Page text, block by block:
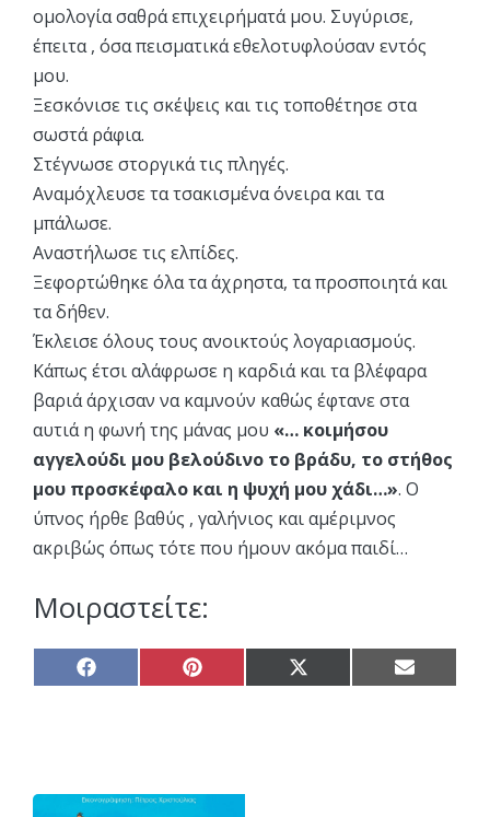
ομολογία σαθρά επιχειρήματά μου. Συγύρισε,
έπειτα , όσα πεισματικά εθελοτυφλούσαν εντός
μου.
Ξεσκόνισε τις σκέψεις και τις τοποθέτησε στα
σωστά ράφια.
Στέγνωσε στοργικά τις πληγές.
Αναμόχλευσε τα τσακισμένα όνειρα και τα
μπάλωσε.
Αναστήλωσε τις ελπίδες.
Ξεφορτώθηκε όλα τα άχρηστα, τα προσποιητά και
τα δήθεν.
Έκλεισε όλους τους ανοικτούς λογαριασμούς.
Κάπως έτσι αλάφρωσε η καρδιά και τα βλέφαρα
βαριά άρχισαν να καμνούν καθώς έφτανε στα
αυτιά η φωνή της μάνας μου «… κοιμήσου
αγγελούδι μου βελούδινο το βράδυ, το στήθος
μου προσκέφαλο και η ψυχή μου χάδι…». Ο
ύπνος ήρθε βαθύς , γαλήνιος και αμέριμνος
ακριβώς όπως τότε που ήμουν ακόμα παιδί…
Μοιραστείτε:
Share
on
Share
on
Share
on
Share
on